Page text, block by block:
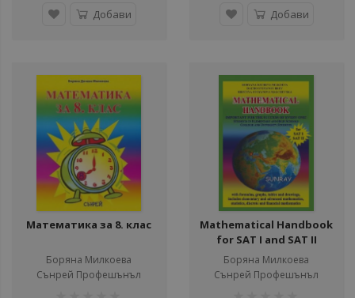
Добави Добави
Математика за 8. клас
Боряна Милкоева
Сънрей Профешънъл
Mathematical Handbook
for SAT I and SAT II
Борянa Милкоева
Сънрей Профешънъл